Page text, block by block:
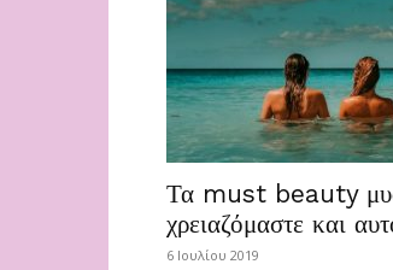
Τα must beauty
χρειαζόμαστε και
6 Ιουλίου 2019